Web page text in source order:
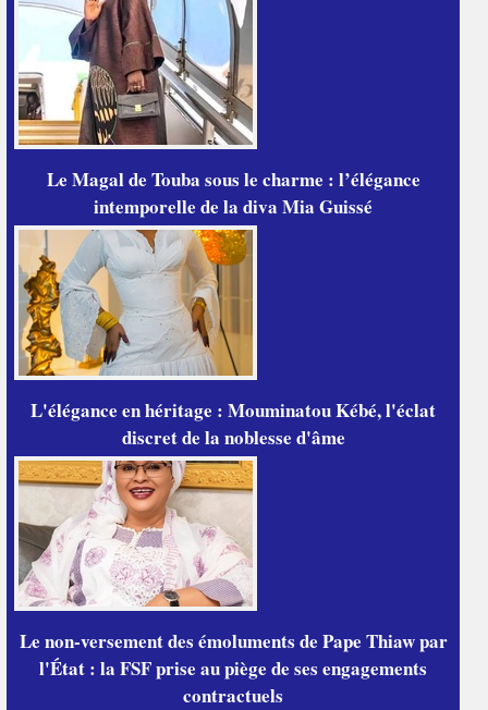
Le Magal de Touba sous le charme : l’élégance
intemporelle de la diva Mia Guissé
L'élégance en héritage : Mouminatou Kébé, l'éclat
discret de la noblesse d'âme
Le non-versement des émoluments de Pape Thiaw par
l'État : la FSF prise au piège de ses engagements
contractuels